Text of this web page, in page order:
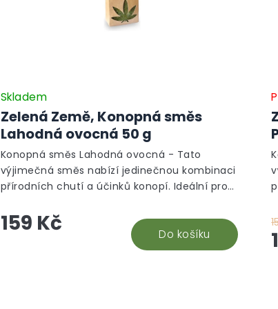
Zelená Země, Konopná směs
Lahodná ovocná 50 g
Skladem
159 Kč Do košíku
Konopná směs Lahodná ovocná - Tato
výjimečná směs nabízí jedinečnou kombinaci
přírodních chutí a účinků konopí. Ideální pro
Připravte si šálek zdraví z kvalitních surovin,
který ocení každý milovník čajů.